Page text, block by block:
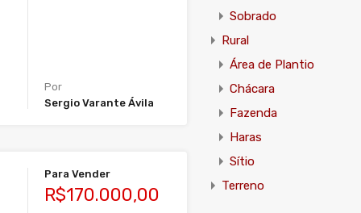
Por
Sergio Varante Ávila
Para Vender
R$170.000,00
Sobrado
Rural
Área de Plantio
Chácara
Fazenda
Haras
Sítio
Terreno